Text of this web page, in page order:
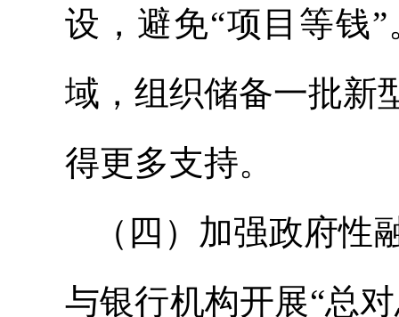
设，避免“项目等钱
域，组织储备一批新
得更多支持。
（四）加强政府
与银行机构开展“总